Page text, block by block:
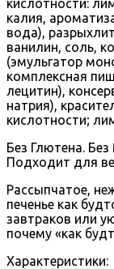
кислотности:
калия,
вода),
ванилин, соль,
(эмульгатор
комплексная
лецитин),
натрия),
кислотности;
Без Глютена.
Подходит для
Рассыпчатое,
печенье как
завтраков или
почему «как
Характеристики: